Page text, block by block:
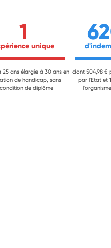
1
unique
25 ans élargie à 30 ans en
de handicap, sans
condition de diplôme
dont 504,98 €
par l'Etat et